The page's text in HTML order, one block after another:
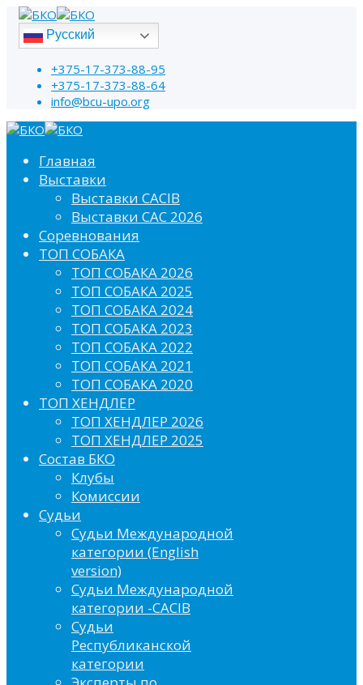
Русский
+375-17-373-88-95
+375-17-373-88-64
info@bcu-upo.org
Главная
Выставки
Выставки CACIB
Выставки САС 2026
Соревнования
ТОП СОБАКА
ТОП СОБАКА 2026
ТОП СОБАКА 2025
ТОП СОБАКА 2024
ТОП СОБАКА 2023
ТОП СОБАКА 2022
ТОП СОБАКА 2021
ТОП СОБАКА 2020
ТОП ХЕНДЛЕР
ТОП ХЕНДЛЕР 2026
ТОП ХЕНДЛЕР 2025
Состав БКО
Клубы
Комиссии
Судьи
Судьи Международной
категории (English
version)
Судьи Международной
категории -CACIB
Судьи
Республиканской
категории